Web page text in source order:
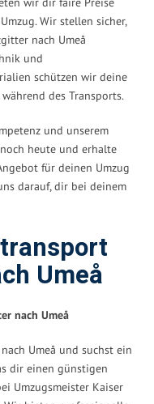
Wir stellen sicher,
nach Umeå
und
schützen wir deine
des Transports.
und unserem
noch heute und erhalte
für deinen Umzug
darauf, dir bei deinem
Umeå
nach Umeå
Umeå und suchst ein
dir einen günstigen
Umzugsmeister Kaiser